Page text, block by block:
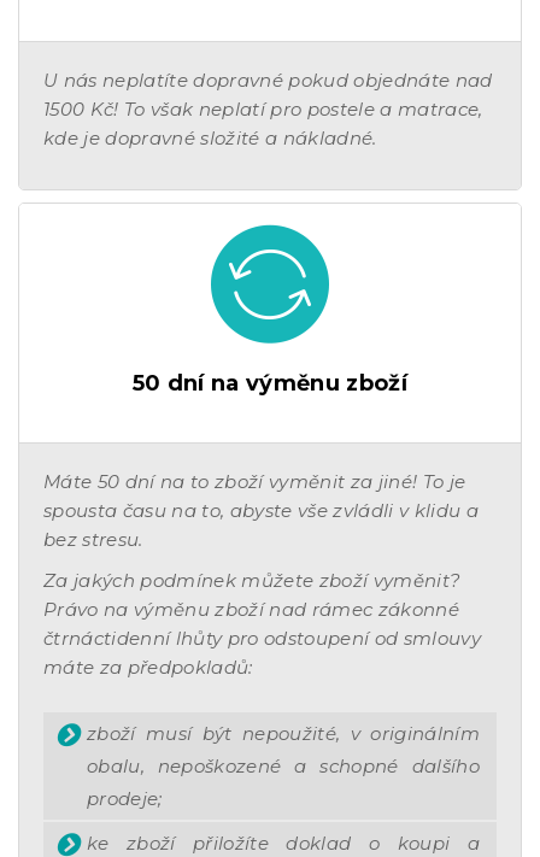
U nás neplatíte dopravné pokud objednáte nad
1500 Kč! To však neplatí pro postele a matrace,
kde je dopravné složité a nákladné.
50 dní na výměnu zboží
Máte 50 dní na to zboží vyměnit za jiné! To je
spousta času na to, abyste vše zvládli v klidu a
bez stresu.
Za jakých podmínek můžete zboží vyměnit?
Právo na výměnu zboží nad rámec zákonné
čtrnáctidenní lhůty pro odstoupení od smlouvy
máte za předpokladů:
zboží musí být nepoužité, v originálním
obalu, nepoškozené a schopné dalšího
prodeje;
ke zboží přiložíte doklad o koupi a